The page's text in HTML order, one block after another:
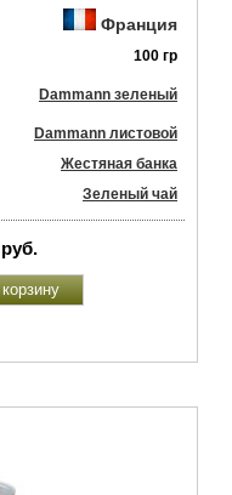
Франция
100 гр
Dammann зеленый
Dammann листовой
Жестяная банка
Зеленый чай
руб.